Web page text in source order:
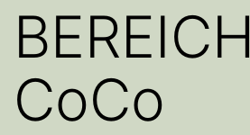
BEREICH
CoCo